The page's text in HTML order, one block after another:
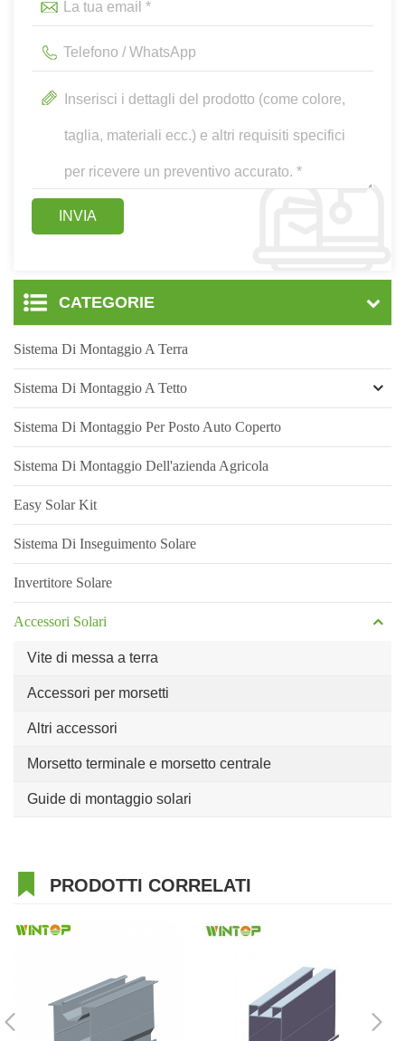
CATEGORIE
Sistema Di Montaggio A Terra
Sistema Di Montaggio A Tetto
Sistema Di Montaggio Per Posto Auto Coperto
Sistema Di Montaggio Dell'azienda Agricola
Easy Solar Kit
Sistema Di Inseguimento Solare
Invertitore Solare
Accessori Solari
Vite di messa a terra
Accessori per morsetti
Altri accessori
Morsetto terminale e morsetto centrale
Guide di montaggio solari
PRODOTTI CORRELATI